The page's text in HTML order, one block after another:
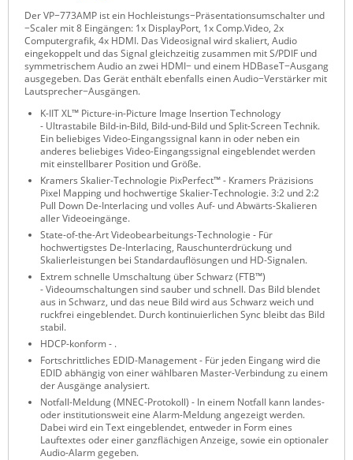
LigoWave
Milesight
Moxa
Netio
Panorama Antennas
PatchSee
Power Kingdom
Poynting
Raritan
Riello UPS
Server Technology
Siretta
SIRIO Antenne
Sunbird
Tactical Software
TEKTELIC
Teltonika
Unwired Networks
Der VP−773AMP ist ein Hochleistungs−Präsentationsumschalter und
−Scaler mit 8 Eingängen: 1x DisplayPort, 1x Comp.Video, 2x
Computergrafik, 4x HDMI. Das Videosignal wird skaliert, Audio
eingekoppelt und das Signal gleichzeitig zusammen mit S/PDIF und
symmetrischem Audio an zwei HDMI− und einem HDBaseT−Ausgang
ausgegeben. Das Gerät enthält ebenfalls einen Audio−Verstärker mit
Lautsprecher−Ausgängen.
K-IIT XL™ Picture-in-Picture Image Insertion Technology
- Ultrastabile Bild-in-Bild, Bild-und-Bild und Split-Screen Technik.
Ein beliebiges Video-Eingangssignal kann in oder neben ein
anderes beliebiges Video-Eingangssignal eingeblendet werden
mit einstellbarer Position und Größe.
Kramers Skalier-Technologie PixPerfect™ - Kramers Präzisions
Pixel Mapping und hochwertige Skalier-Technologie. 3:2 und 2:2
Pull Down De-Interlacing und volles Auf- und Abwärts-Skalieren
aller Videoeingänge.
State-of-the-Art Videobearbeitungs-Technologie - Für
hochwertigstes De-Interlacing, Rauschunterdrückung und
Skalierleistungen bei Standardauflösungen und HD-Signalen.
Extrem schnelle Umschaltung über Schwarz (FTB™)
- Videoumschaltungen sind sauber und schnell. Das Bild blendet
aus in Schwarz, und das neue Bild wird aus Schwarz weich und
ruckfrei eingeblendet. Durch kontinuierlichen Sync bleibt das Bild
stabil.
HDCP-konform - .
Fortschrittliches EDID-Management - Für jeden Eingang wird die
EDID abhängig von einer wählbaren Master-Verbindung zu einem
der Ausgänge analysiert.
Notfall-Meldung (MNEC-Protokoll) - In einem Notfall kann landes-
oder institutionsweit eine Alarm-Meldung angezeigt werden.
Dabei wird ein Text eingeblendet, entweder in Form eines
Lauftextes oder einer ganzflächigen Anzeige, sowie ein optionaler
Audio-Alarm gegeben.